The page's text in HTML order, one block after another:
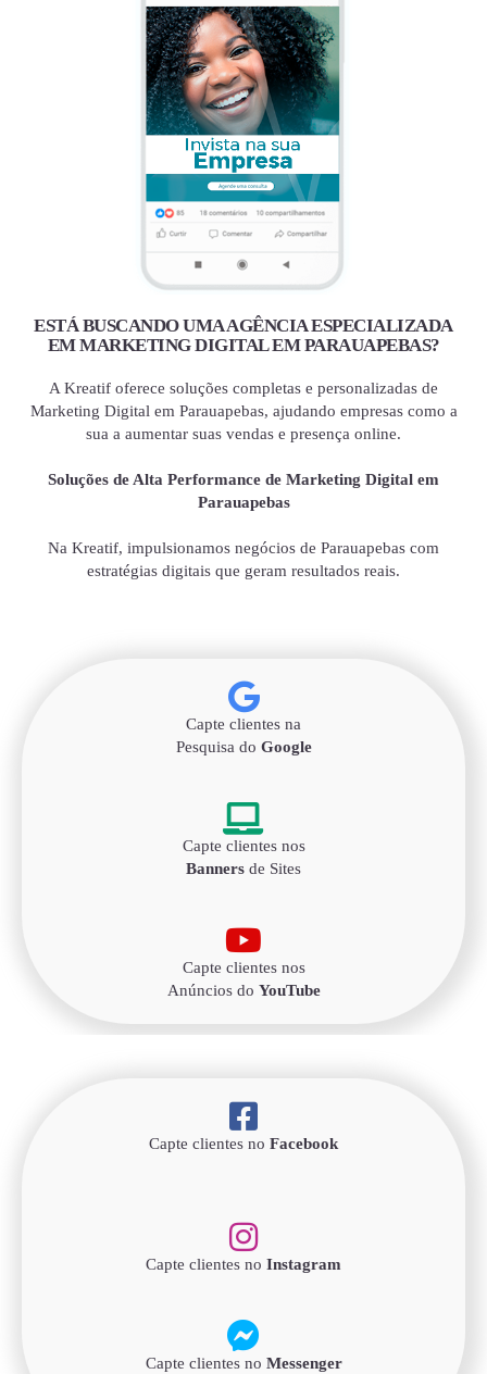
ESTÁ BUSCANDO UMA AGÊNCIA ESPECIALIZADA
EM MARKETING DIGITAL EM PARAUAPEBAS?
A Kreatif oferece soluções completas e personalizadas de
Marketing Digital em Parauapebas, ajudando empresas como a
sua a aumentar suas vendas e presença online.
Soluções de Alta Performance de Marketing Digital em
Parauapebas
Na Kreatif, impulsionamos negócios de Parauapebas com
estratégias digitais que geram resultados reais.
Capte clientes na
Pesquisa do Google
Capte clientes nos
Banners de Sites
Capte clientes nos
Anúncios do YouTube
Capte clientes no Facebook
Capte clientes no Instagram
Capte clientes no Messenger